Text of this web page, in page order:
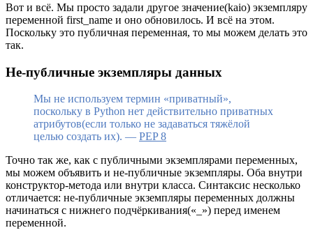
Вот и всё. Мы просто задали другое значение(kaio) экземпляру
переменной first_name и оно обновилось. И всё на этом.
Поскольку это публичная переменная, то мы можем делать это
так.
Не-публичные экземпляры данных
Мы не используем термин «приватный»,
поскольку в Python нет действительно приватных
атрибутов(если только не задаваться тяжёлой
целью создать их). — PEP 8
Точно так же, как с публичными экземплярами переменных,
мы можем объявить и не-публичные экземпляры. Оба внутри
конструктор-метода или внутри класса. Синтаксис несколько
отличается: не-публичные экземпляры переменных должны
начинаться с нижнего подчёркивания(«_») перед именем
переменной.